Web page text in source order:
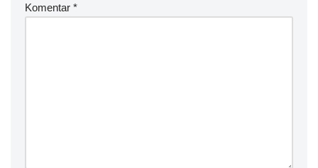
Komentar *